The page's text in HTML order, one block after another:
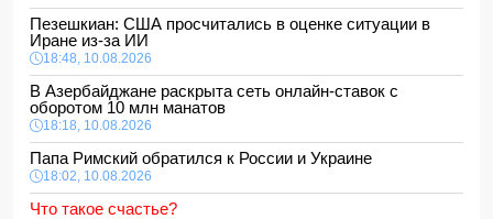
Пезешкиан: США просчитались в оценке ситуации в
Иране из-за ИИ
18:48, 10.08.2026
В Азербайджане раскрыта сеть онлайн-ставок с
оборотом 10 млн манатов
18:18, 10.08.2026
Папа Римский обратился к России и Украине
18:02, 10.08.2026
Что такое счастье?